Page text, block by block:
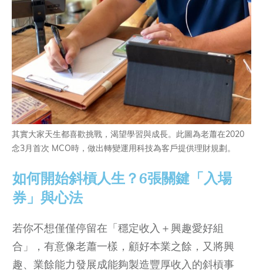
其實大家天生都喜歡挑戰，渴望學習與成長。此圖為老蕭在2020
念3月首次 MCO時，做出轉變運用科技為客戶提供理財規劃。
如何開始斜槓人生？6張關鍵「入場
券」與心法
若你不想僅僅停留在「穩定收入＋興趣愛好組
合」，有意像老蕭一樣，顧好本業之餘，又將興
趣、業餘能力發展成能夠製造豐厚收入的斜槓事